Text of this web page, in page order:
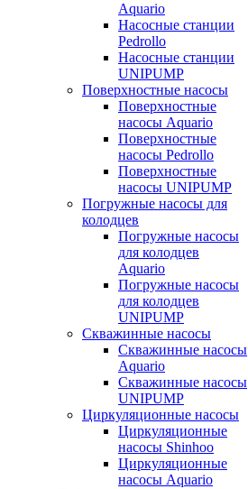
Aquario
Насосные станции
Pedrollo
Насосные станции
UNIPUMP
Поверхностные насосы
Поверхностные
насосы Aquario
Поверхностные
насосы Pedrollo
Поверхностные
насосы UNIPUMP
Погружные насосы для
колодцев
Погружные насосы
для колодцев
Aquario
Погружные насосы
для колодцев
UNIPUMP
Скважинные насосы
Скважинные насосы
Aquario
Скважинные насосы
UNIPUMP
Циркуляционные насосы
Циркуляционные
насосы Shinhoo
Циркуляционные
насосы Aquario